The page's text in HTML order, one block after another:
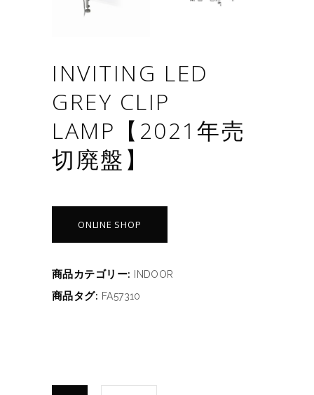
INVITING LED
GREY CLIP
LAMP【2021年売
切廃盤】
ONLINE SHOP
商品カテゴリー: INDOOR
商品タグ: FA57310